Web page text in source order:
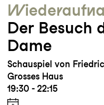
Der Besuch
Dame
Schauspiel von
Grosses Haus
19:30 - 22:15